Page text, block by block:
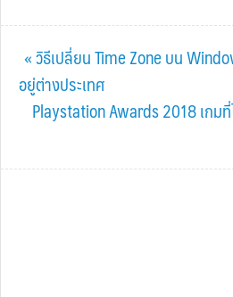
Previous
Post:
« วิธีเปลี่ยน Time Zone บน
อยู่ต่างประเทศ
Next
Playstation Awards 2018 เก